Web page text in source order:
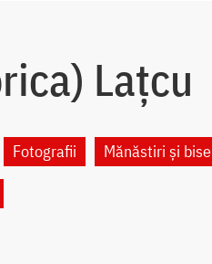
Lațcu
Fotografii
Mănăstiri și